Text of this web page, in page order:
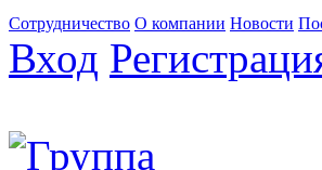
Сотрудничество О компании Новости
Вход